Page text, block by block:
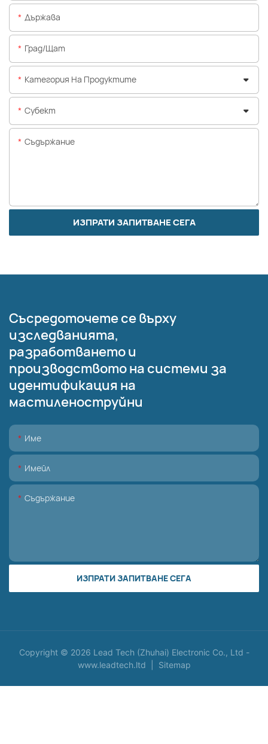
Държава
Град/щат
Категория На Продуктите
Субект
Съдържание
ИЗПРАТИ ЗАПИТВАНЕ СЕГА
Съсредоточете се върху
изследванията,
разработването и
производството на системи за
идентификация на
мастиленоструйни
Име
Имейл
Съдържание
ИЗПРАТИ ЗАПИТВАНЕ СЕГА
Copyright © 2026 Lead Tech (Zhuhai) Electronic Co., Ltd -
www.leadtech.ltd
Sitemap